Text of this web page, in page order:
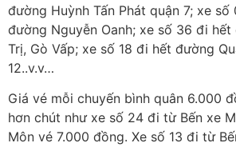
đường Huỳnh Tấn Phát quận 7; xe
đường Nguyễn Oanh; xe số 36 đi hết
Trị, Gò Vấp; xe số 18 đi hết đường
12..v.v…
Giá vé mỗi chuyến bình quân 6.000
hơn chút như xe số 24 đi từ Bến xe
Môn vé 7.000 đồng. Xe số 13 đi từ